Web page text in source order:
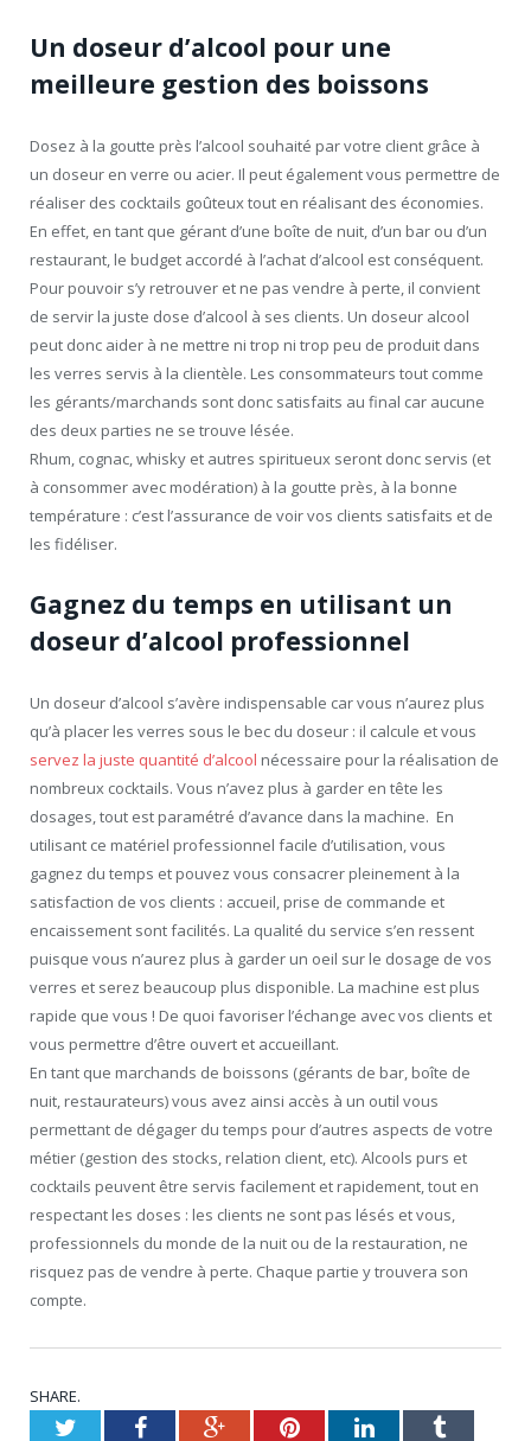
Un doseur d’alcool pour une
meilleure gestion des boissons
Dosez à la goutte près l’alcool souhaité par votre client grâce à
un doseur en verre ou acier. Il peut également vous permettre de
réaliser des cocktails goûteux tout en réalisant des économies.
En effet, en tant que gérant d’une boîte de nuit, d’un bar ou d’un
restaurant, le budget accordé à l’achat d’alcool est conséquent.
Pour pouvoir s’y retrouver et ne pas vendre à perte, il convient
de servir la juste dose d’alcool à ses clients. Un doseur alcool
peut donc aider à ne mettre ni trop ni trop peu de produit dans
les verres servis à la clientèle. Les consommateurs tout comme
les gérants/marchands sont donc satisfaits au final car aucune
des deux parties ne se trouve lésée.
Rhum, cognac, whisky et autres spiritueux seront donc servis (et
à consommer avec modération) à la goutte près, à la bonne
température : c’est l’assurance de voir vos clients satisfaits et de
les fidéliser.
Gagnez du temps en utilisant un
doseur d’alcool professionnel
Un doseur d’alcool s’avère indispensable car vous n’aurez plus
qu’à placer les verres sous le bec du doseur : il calcule et vous
servez la juste quantité d’alcool nécessaire pour la réalisation de
nombreux cocktails. Vous n’avez plus à garder en tête les
dosages, tout est paramétré d’avance dans la machine. En
utilisant ce matériel professionnel facile d’utilisation, vous
gagnez du temps et pouvez vous consacrer pleinement à la
satisfaction de vos clients : accueil, prise de commande et
encaissement sont facilités. La qualité du service s’en ressent
puisque vous n’aurez plus à garder un oeil sur le dosage de vos
verres et serez beaucoup plus disponible. La machine est plus
rapide que vous ! De quoi favoriser l’échange avec vos clients et
vous permettre d’être ouvert et accueillant.
En tant que marchands de boissons (gérants de bar, boîte de
nuit, restaurateurs) vous avez ainsi accès à un outil vous
permettant de dégager du temps pour d’autres aspects de votre
métier (gestion des stocks, relation client, etc). Alcools purs et
cocktails peuvent être servis facilement et rapidement, tout en
respectant les doses : les clients ne sont pas lésés et vous,
professionnels du monde de la nuit ou de la restauration, ne
risquez pas de vendre à perte. Chaque partie y trouvera son
compte.
SHARE.
TwitterFacebookGoogle+PinterestLinkedInTumblr